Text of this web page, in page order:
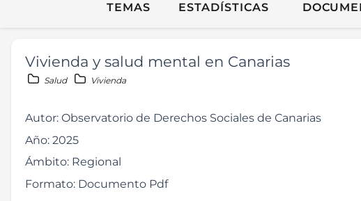
TEMAS ESTADÍSTICAS
Vivienda y salud mental en Canarias
Salud Vivienda
Autor: Observatorio de Derechos Sociales de Canarias
Año: 2025
Ámbito: Regional
Formato: Documento Pdf